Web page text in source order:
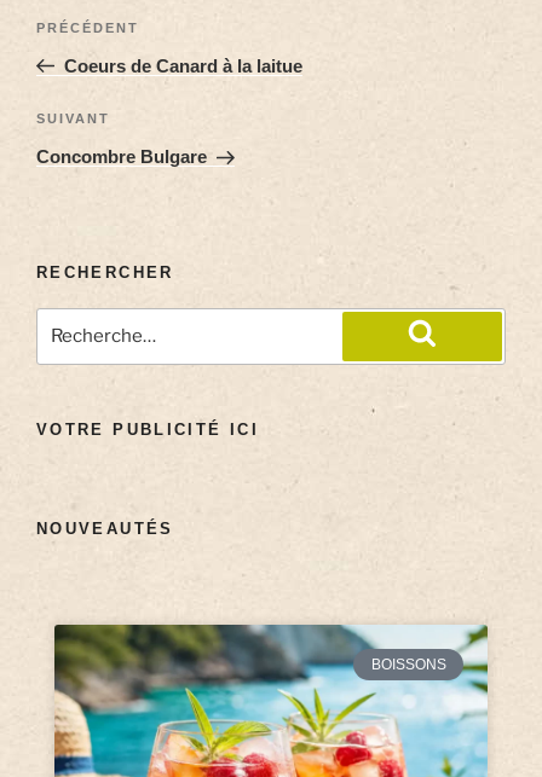
PRÉCÉDENT
Coeurs de Canard à la laitue
SUIVANT
Concombre Bulgare
RECHERCHER
VOTRE PUBLICITÉ ICI
NOUVEAUTÉS
BOISSONS